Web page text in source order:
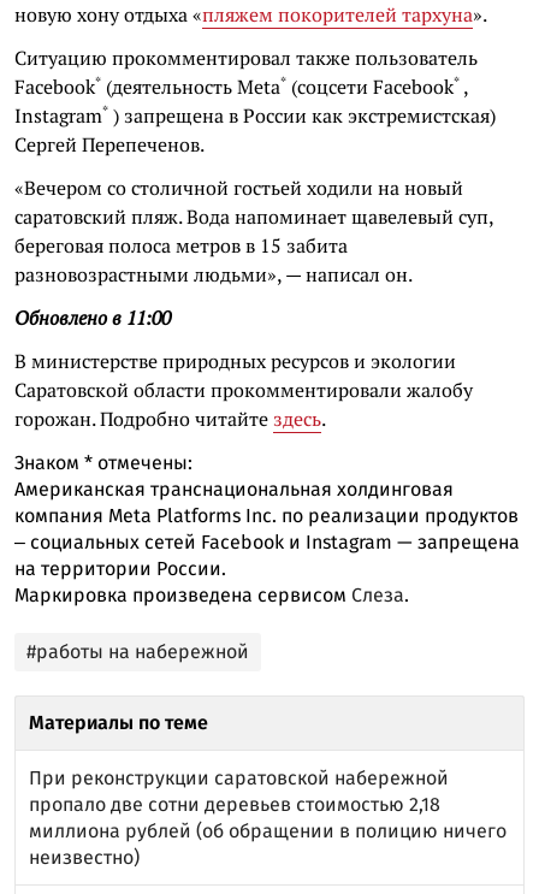
новую хону отдыха «пляжем покорителей тархуна».
Ситуацию прокомментировал также пользователь
Facebook* (деятельностьMeta* (соцсети Facebook* ,
Instagram* ) запрещена в России как экстремистская)
Сергей Перепеченов.
«Вечером со столичной гостьей ходили на новый
саратовский пляж. Вода напоминает щавелевый суп,
береговая полоса метров в 15 забита
разновозрастными людьми», — написал он.
Обновлено в 11:00
В министерстве природных ресурсов и экологии
Саратовской области прокомментировали жалобу
горожан. Подробно читайте здесь.
Знаком * отмечены:
Американская транснациональная холдинговая
компания Meta Platforms Inc. по реализации продуктов
‒ социальных сетей Facebook и Instagram — запрещена
на территории России.
Маркировка произведена сервисом Слеза.
#работы на набережной
Материалы по теме
При реконструкции саратовской набережной
пропало две сотни деревьев стоимостью 2,18
миллиона рублей (об обращении в полицию ничего
неизвестно)